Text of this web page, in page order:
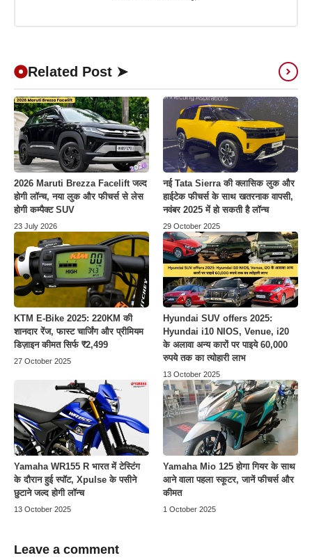
Related Post ➤
2026 Maruti Brezza Facelift जल्द
होगी लॉन्च, नया लुक और फीचर्स से लेस
होगी कम्पैक्ट SUV
23 July 2026
नई Tata Sierra की क्लासिक लुक और
हाईटेक फीचर्स के साथ खतरनाक वापसी,
नवंबर 2025 में हो सकती है लॉन्च
29 October 2025
KTM E-Bike 2025: 220KM की
शानदार रेंज, फास्ट चार्जिंग और प्रीमियम
डिज़ाइन कीमत सिर्फ ₹2,499
27 October 2025
Hyundai SUV offers 2025:
Hyundai i10 NIOS, Venue, i20
के अलावा अन्य कारों पर पाइये 60,000
रुपये तक का त्योहारी लाभ
13 October 2025
Yamaha WR155 R भारत में टेस्टिंग
के दौरान हुई स्पॉट, Xpulse के पसीने
छुटाने जल्द होगी लॉन्च
13 October 2025
Yamaha Mio 125 होगा गियर के साथ
आने वाला पहला स्कूटर, जानें फीचर्स और
कीमत
1 October 2025
Leave a comment